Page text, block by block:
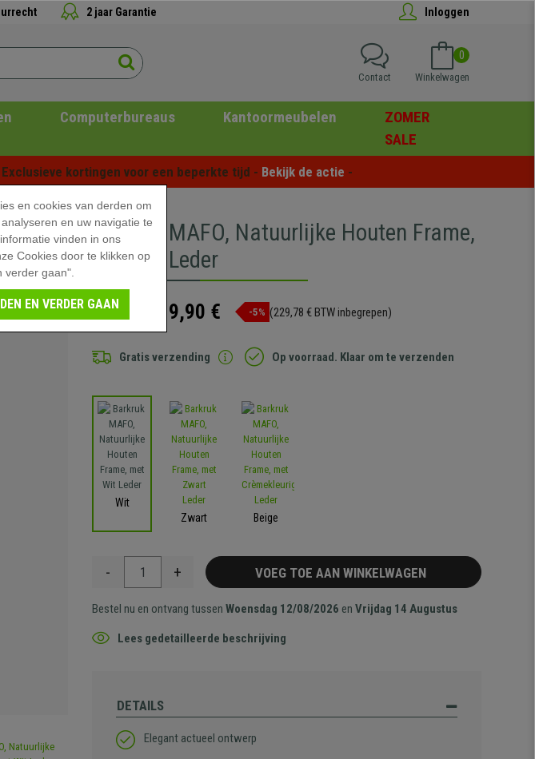
2 jaar Garantie Inloggen
0
Winkelwagen
Contact
Computerbureaus Kantoormeubelen
ZOMER
SALE
kortingen voor een beperkte tijd - Bekijk de actie -
Barkruk MAFO, Natuurlijke Houten Frame,
met Wit Leder
199,90 € 189,90 € -5% (229,78 € BTW inbegrepen)
Gratis verzending Op voorraad. Klaar om te verzenden
Wit
Zwart
Beige
- + VOEG TOE AAN WINKELWAGEN
Bestel nu en ontvang tussenWoensdag 12/08/2026 enVrijdag 14 Augustus
Lees gedetailleerde beschrijving
DETAILS
Elegant actueel ontwerp
en cookies van derden om
en uw navigatie te
vinden in ons
Cookies door te klikken op
verder gaan".
EN VERDER GAAN